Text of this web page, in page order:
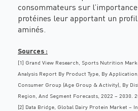
consommateurs sur
protéines leur apportant un
aminés.
Sources :
[1] Grand View Research, Sports Nutrition
Analysis Report By Product Type, By
Consumer Group (Age Group & Activity), By
Region, And Segment Forecasts, 2022 – 2030.
[2] Data Bridge, Global Dairy Protein Market –